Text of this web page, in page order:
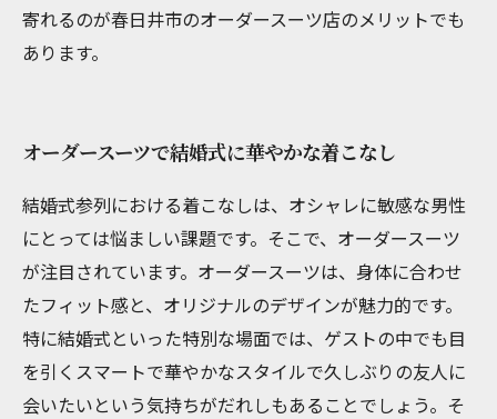
寄れるのが春日井市のオーダースーツ店のメリットでも
あります。
オーダースーツで結婚式に華やかな着こなし
結婚式参列における着こなしは、オシャレに敏感な男性
にとっては悩ましい課題です。そこで、オーダースーツ
が注目されています。オーダースーツは、身体に合わせ
たフィット感と、オリジナルのデザインが魅力的です。
特に結婚式といった特別な場面では、ゲストの中でも目
を引くスマートで華やかなスタイルで久しぶりの友人に
会いたいという気持ちがだれしもあることでしょう。そ